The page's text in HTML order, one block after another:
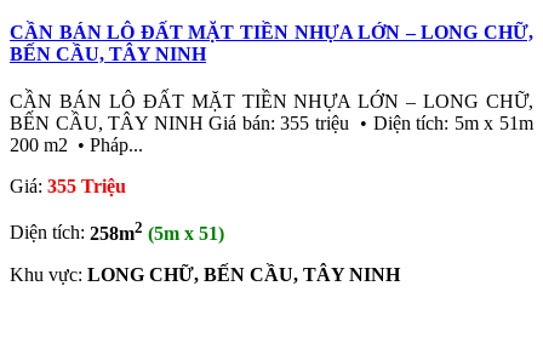
CẦN BÁN LÔ ĐẤT MẶT TIỀN NHỰA LỚN – LONG CHỮ,
BẾN CẦU, TÂY NINH
CẦN BÁN LÔ ĐẤT MẶT TIỀN NHỰA LỚN – LONG CHỮ,
BẾN CẦU, TÂY NINH Giá bán: 355 triệu • Diện tích: 5m x 51m
200 m2 • Pháp...
Giá: 355 Triệu
Diện tích: 258m2 (5m x 51)
Khu vực: LONG CHỮ, BẾN CẦU, TÂY NINH